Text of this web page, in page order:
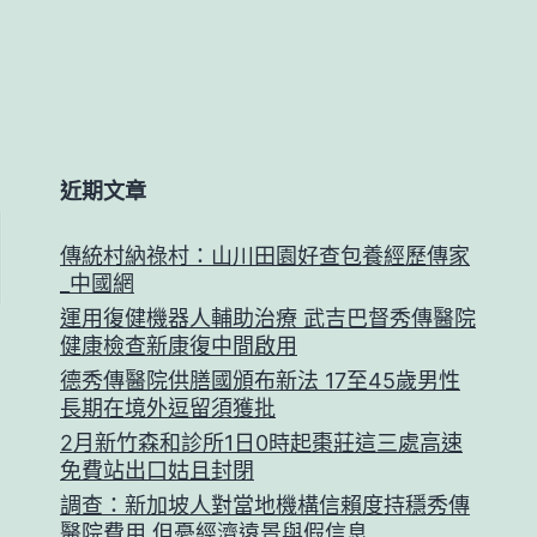
近期文章
傳統村納祿村：山川田園好查包養經歷傳家
_中國網
運用復健機器人輔助治療 武吉巴督秀傳醫院
健康檢查新康復中間啟用
德秀傳醫院供膳國頒布新法 17至45歲男性
長期在境外逗留須獲批
2月新竹森和診所1日0時起棗莊這三處高速
免費站出口姑且封閉
調查：新加坡人對當地機構信賴度持穩秀傳